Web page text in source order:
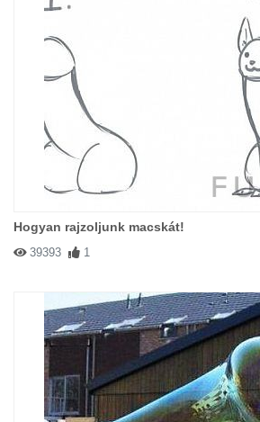
Hogyan rajzoljunk macskát!
39393 1